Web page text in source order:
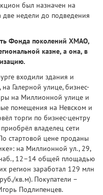
был назначен на
недели до подведения
Фонда поколений ХМАО,
казне, а она, в
входили здания и
Галерной улице, бизнес-
на Миллионной улице и
помещения на Невском и
торги по бизнес-центру
владелец сети
стартовой цене проданы
на Миллионной ул., 29,
12–14 общей площадью
регион заработал 129 млн
кв.м). Покупатели –
Подлипенцев.